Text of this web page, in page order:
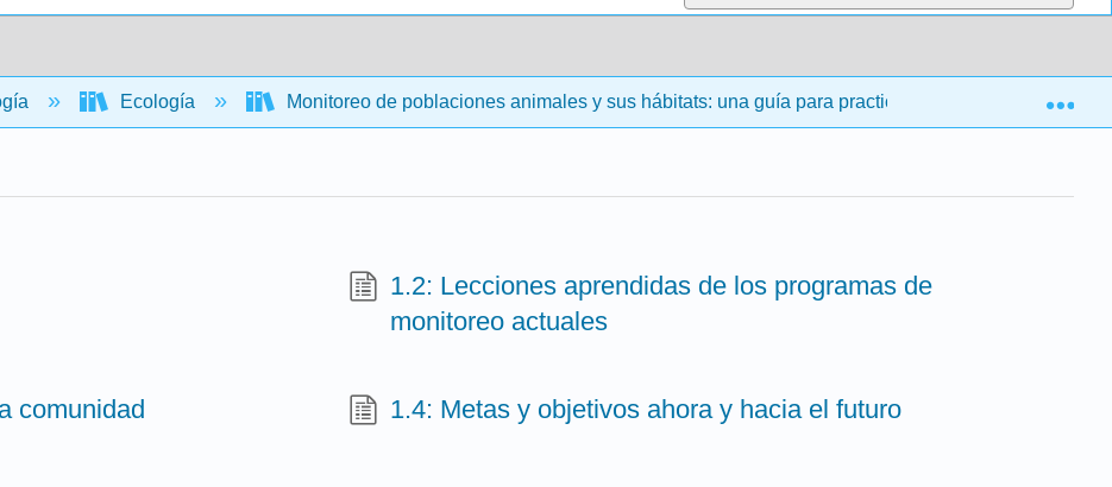
Ecología Monitoreo de poblaciones animales y sus hábitats: una guía para practicantes 1:
1.2: Lecciones aprendidas de los programas de
monitoreo actuales
comunidad 1.4: Metas y objetivos ahora y hacia el futuro